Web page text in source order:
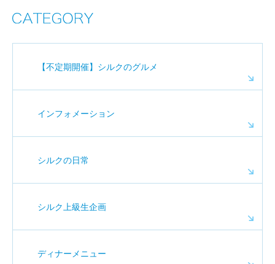
【不定期開催】シルクのグルメ
インフォメーション
シルクの日常
シルク上級生企画
ディナーメニュー